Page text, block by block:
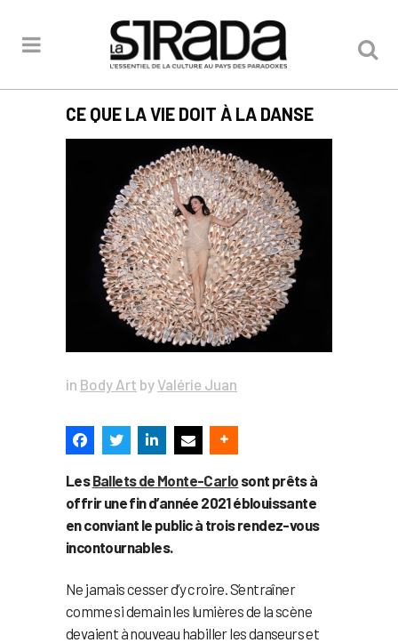
CE QUE LA VIE DOIT À LA DANSE
in Body Art by Valérie Juan
LesBallets de Monte-Carlo sont prêts à
offrir une fin d’année 2021 éblouissante
en conviant le public à trois rendez-vous
incontournables.
Ne jamais cesser d’y croire. S’entraîner
comme si demain les lumières de la scène
devaient à nouveau habiller les danseurs et